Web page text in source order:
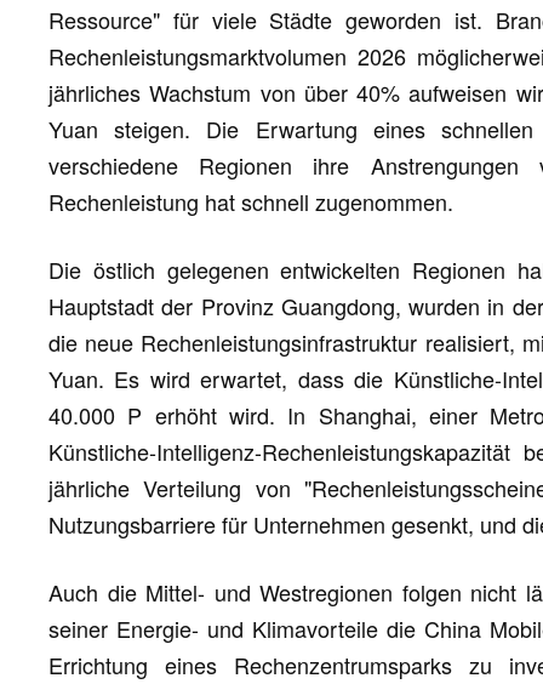
Ressource" für viele Städte geworden ist.
Rechenleistungsmarktvolumen 2026
jährliches Wachstum von über 40% aufweisen
Yuan steigen. Die Erwartung eines
verschiedene Regionen ihre
Rechenleistung hat schnell zugenommen.
Die östlich gelegenen entwickelten Regionen
Hauptstadt der Provinz Guangdong, wurden in
die neue Rechenleistungsinfrastruktur realisiert,
Yuan. Es wird erwartet, dass die Künstliche-
40.000 P erhöht wird. In Shanghai, einer
Künstliche-Intelligenz-
jährliche Verteilung von
Nutzungsbarriere für Unternehmen gesenkt, und
Auch die Mittel- und Westregionen folgen nicht
seiner Energie- und Klimavorteile die China
Errichtung eines Rechenzentrumsparks zu